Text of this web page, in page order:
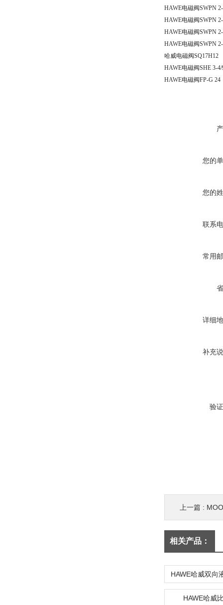
HAWE电磁阀SWPN
HAWE电磁阀SWPN
HAWE电磁阀SWPN
HAWE电磁阀SWPN
哈威电磁阀SQ17H12
HAWE电磁阀SHE 3-4/
HAWE电磁阀FP-G 24
您的
您的
联系
常用
详细
补充
验
上一篇 :
相关产品：
HAWE哈威